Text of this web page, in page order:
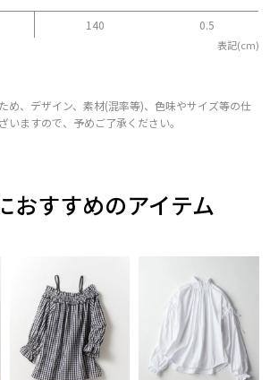
140 0.5
表記(cm)
め、デザイン、素材(混率等)、色味やサイズ等の仕
いますので、予めご了承ください。
おすすめのアイテム